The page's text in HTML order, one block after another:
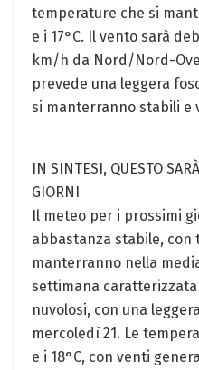
temperature che si
e i 17°C. Il vento sarà
km/h da Nord/Nord-
prevede una leggera
si manterranno stabili e
IN SINTESI, QUESTO
GIORNI
Il meteo per i prossimi
abbastanza stabile, con
manterranno nella
settimana
nuvolosi, con una
mercoledì 21. Le
e i 18°C, con venti